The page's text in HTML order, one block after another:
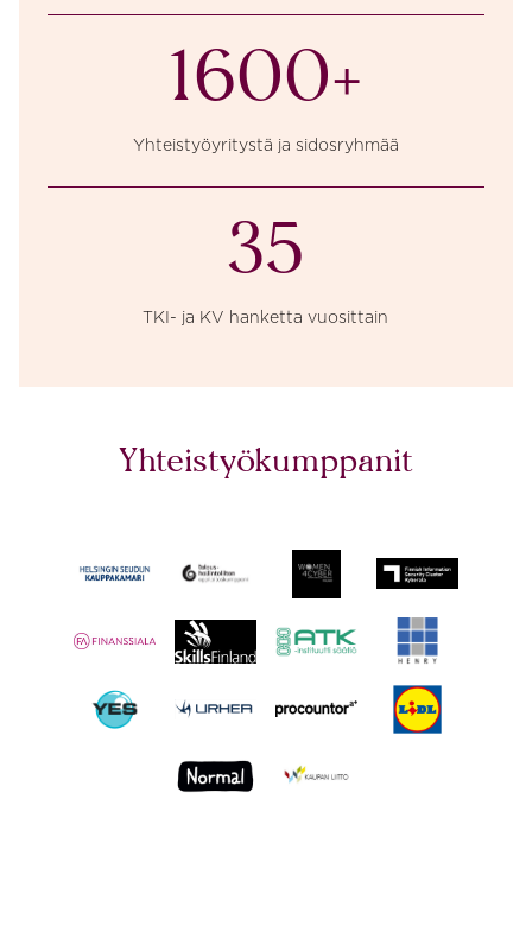
1600+
Yhteistyöyritystä ja sidosryhmää
35
TKI- ja KV hanketta vuosittain
Yhteistyökumppanit